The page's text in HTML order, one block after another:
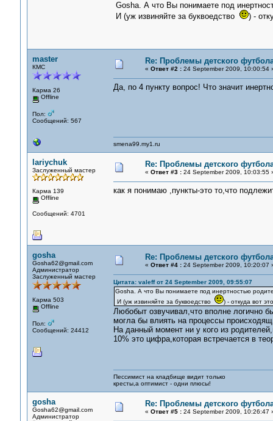
Gosha. А что Вы понимаете под
И (уж извиняйте за буквоедство
) -
master
КМС
Карма 26
Offline
Пол:
Сообщений: 567
Re: Проблемы детского
« Ответ #2 :24 September 2009, 10:00:54
Да, по 4 пункту вопрос! Что значит
smena99.my1.ru
lariychuk
Заслуженный мастер
Карма 139
Offline
Сообщений: 4701
Re: Проблемы детского
« Ответ #3 :24 September 2009, 10:03:55
как я понимаю ,пункты-это то,что
gosha
Gosha62@gmail.com
Администратор
Заслуженный мастер
Карма 503
Offline
Пол:
Сообщений: 24412
Re: Проблемы детского
« Ответ #4 :24 September 2009, 10:20:07
Цитата: valeff от 24 September 2009, 09:55:07
Gosha. А что Вы понимаете под инертностью
И (уж извиняйте за буквоедство
) - откуда вот
Любобыт озвучивал,что вполне логично
могла бы влиять на процессы
На данный момент ни у кого из
10% это цифра,которая встречается в
Пессимист на кладбище видит только
кресты,а оптимист - одни плюсы!
gosha
Gosha62@gmail.com
Администратор
Re: Проблемы детского
« Ответ #5 :24 September 2009, 10:26:47